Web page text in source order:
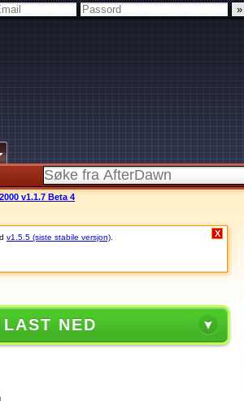
v1.1.7 Beta 4
v1.5.5 (siste stabile versjon) X
LAST NED